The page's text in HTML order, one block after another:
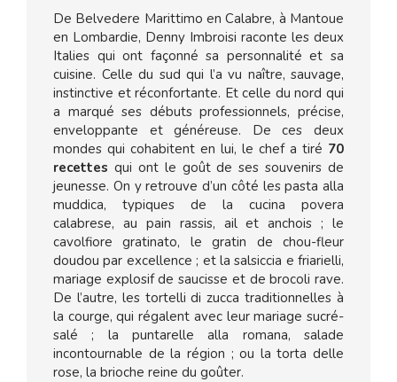
De Belvedere Marittimo en Calabre, à Mantoue
en Lombardie, Denny Imbroisi raconte les deux
Italies qui ont façonné sa personnalité et sa
cuisine. Celle du sud qui l’a vu naître, sauvage,
instinctive et réconfortante. Et celle du nord qui
a marqué ses débuts professionnels, précise,
enveloppante et généreuse. De ces deux
mondes qui cohabitent en lui, le chef a tiré 70
recettes qui ont le goût de ses souvenirs de
jeunesse. On y retrouve d’un côté les pasta alla
muddica, typiques de la cucina povera
calabrese, au pain rassis, ail et anchois ; le
cavolfiore gratinato, le gratin de chou-fleur
doudou par excellence ; et la salsiccia e friarielli,
mariage explosif de saucisse et de brocoli rave.
De l’autre, les tortelli di zucca traditionnelles à
la courge, qui régalent avec leur mariage sucré-
salé ; la puntarelle alla romana, salade
incontournable de la région ; ou la torta delle
rose, la brioche reine du goûter.